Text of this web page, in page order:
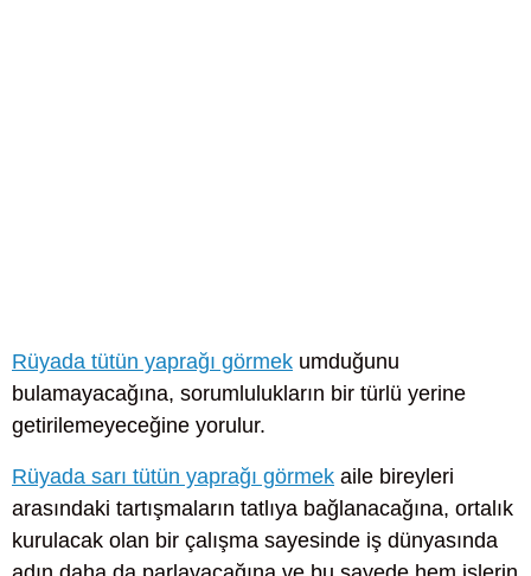
Rüyada tütün yaprağı görmek umduğunu
bulamayacağına, sorumlulukların bir türlü yerine
getirilemeyeceğine yorulur.
Rüyada sarı tütün yaprağı görmek aile bireyleri
arasındaki tartışmaların tatlıya bağlanacağına, ortalık
kurulacak olan bir çalışma sayesinde iş dünyasında